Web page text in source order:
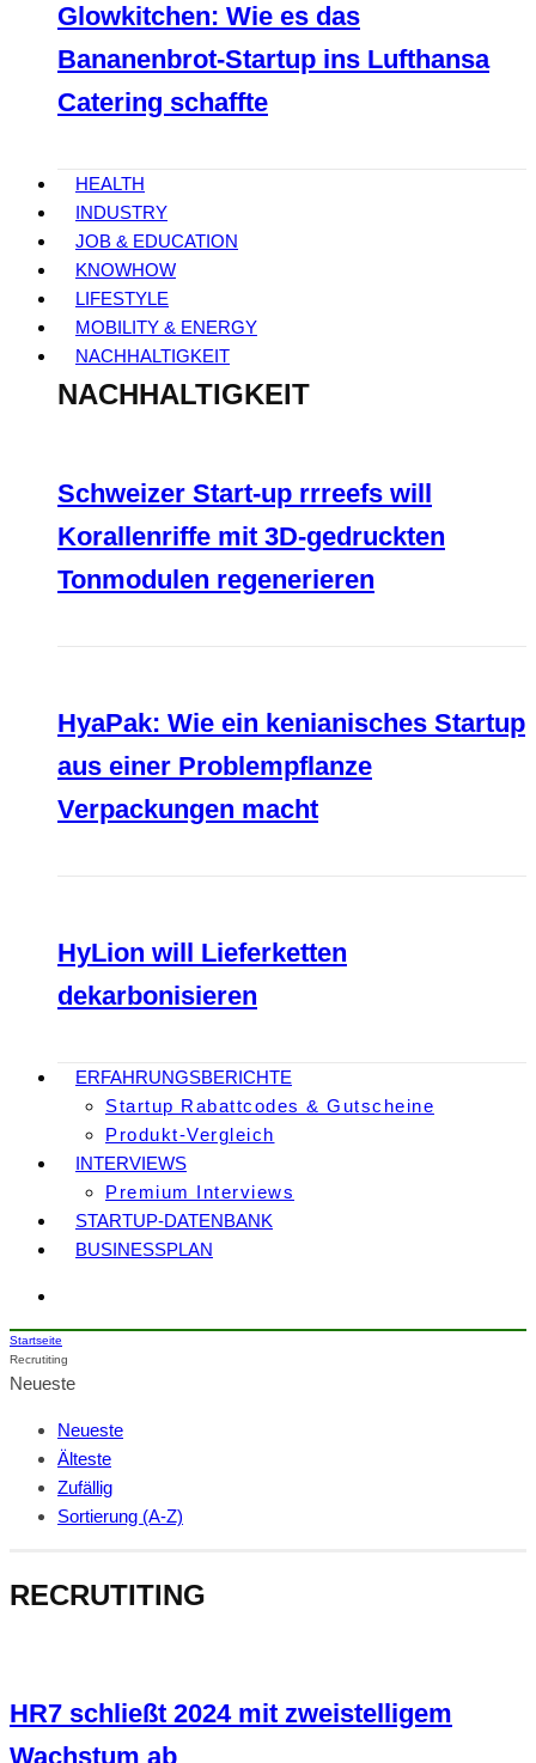
Glowkitchen: Wie es das
Bananenbrot-Startup ins Lufthansa
Catering schaffte
HEALTH
INDUSTRY
JOB & EDUCATION
KNOWHOW
LIFESTYLE
MOBILITY & ENERGY
NACHHALTIGKEIT
NACHHALTIGKEIT
Schweizer Start-up rrreefs will
Korallenriffe mit 3D-gedruckten
Tonmodulen regenerieren
HyaPak: Wie ein kenianisches Startup
aus einer Problempflanze
Verpackungen macht
HyLion will Lieferketten
dekarbonisieren
ERFAHRUNGSBERICHTE
Startup Rabattcodes & Gutscheine
Produkt-Vergleich
INTERVIEWS
Premium Interviews
STARTUP-DATENBANK
BUSINESSPLAN
Startseite
Recrutiting
Neueste
Neueste
Älteste
Zufällig
Sortierung (A-Z)
RECRUTITING
HR7 schließt 2024 mit zweistelligem
Wachstum ab